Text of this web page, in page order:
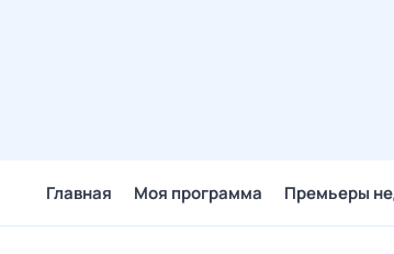
Главная Моя программа Премьеры